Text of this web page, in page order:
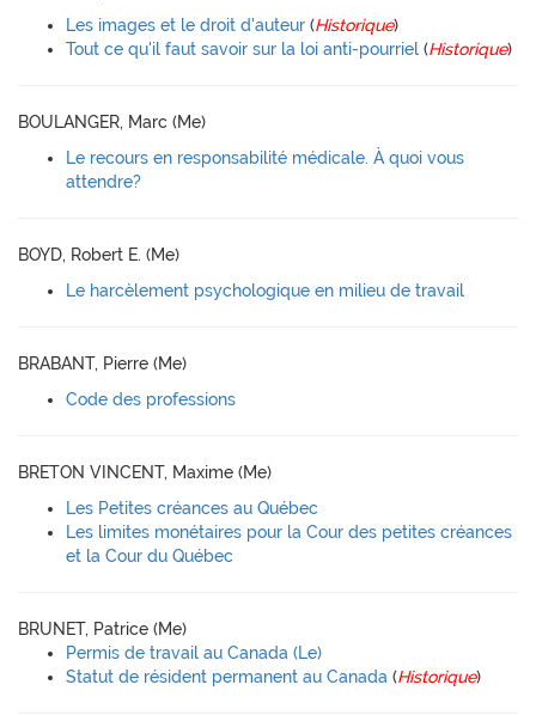
Les images et le droit d'auteur (Historique)
Tout ce qu'il faut savoir sur la loi anti-pourriel (Historique)
BOULANGER, Marc (Me)
Le recours en responsabilité médicale. À quoi vous
attendre?
BOYD, Robert E. (Me)
Le harcèlement psychologique en milieu de travail
BRABANT, Pierre (Me)
Code des professions
BRETON VINCENT, Maxime (Me)
Les Petites créances au Québec
Les limites monétaires pour la Cour des petites créances
et la Cour du Québec
BRUNET, Patrice (Me)
Permis de travail au Canada (Le)
Statut de résident permanent au Canada (Historique)